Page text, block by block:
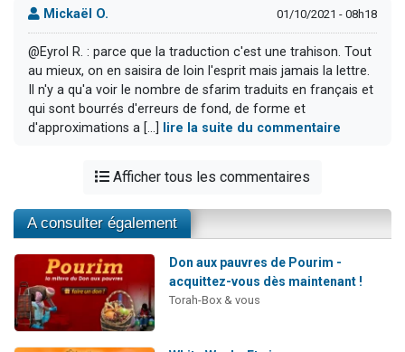
Mickaël O. 01/10/2021 - 08h18
@Eyrol R. : parce que la traduction c'est une trahison. Tout
au mieux, on en saisira de loin l'esprit mais jamais la lettre.
Il n'y a qu'a voir le nombre de sfarim traduits en français et
qui sont bourrés d'erreurs de fond, de forme et
d'approximations a [...]
lire la suite du commentaire
Afficher tous les commentaires
A consulter également
Don aux pauvres de Pourim -
acquittez-vous dès maintenant !
Torah-Box & vous